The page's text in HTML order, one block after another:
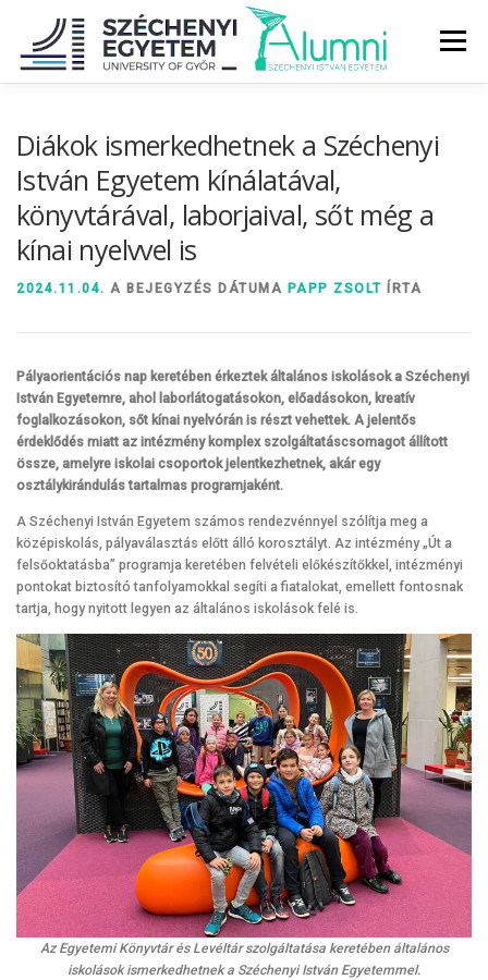
tartalomhoz
Menü
DIPLOMAÁTADÓ DIPLOMÁN TÚL
SZOLGÁLTATÁSOK ÉVFOLYAMOK
Diákok ismerkedhetnek a Széchenyi
István Egyetem kínálatával,
könyvtárával, laborjaival, sőt még a
kínai nyelvvel is
2024.11.04. A BEJEGYZÉS DÁTUMA PAPP ZSOLT ÍRTA
Pályaorientációs nap keretében érkeztek általános iskolások a Széchenyi
István Egyetemre, ahol laborlátogatásokon, előadásokon, kreatív
foglalkozásokon, sőt kínai nyelvórán is részt vehettek. A jelentős
érdeklődés miatt az intézmény komplex szolgáltatáscsomagot állított
össze, amelyre iskolai csoportok jelentkezhetnek, akár egy
osztálykirándulás tartalmas programjaként.
A Széchenyi István Egyetem számos rendezvénnyel szólítja meg a
középiskolás, pályaválasztás előtt álló korosztályt. Az intézmény „Út a
felsőoktatásba” programja keretében felvételi előkészítőkkel, intézményi
pontokat biztosító tanfolyamokkal segíti a fiatalokat, emellett fontosnak
tartja, hogy nyitott legyen az általános iskolások felé is.
Az Egyetemi Könyvtár és Levéltár szolgáltatása keretében általános
iskolások ismerkedhetnek a Széchenyi István Egyetemmel.